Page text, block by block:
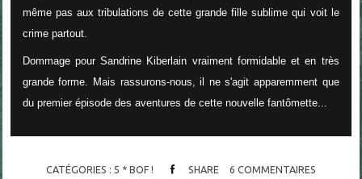
même pas aux tribulations de cette grande fille sublime qui voit le
crime partout.
Dommage pour Sandrine Kiberlain vraiment formidable et en très
grande forme. Mais rassurons-nous, il ne s'agit apparemment que
du premier épisode des aventures de cette nouvelle fantômette...
CATÉGORIES : 5 * BOF ! SHARE 6 COMMENTAIRES